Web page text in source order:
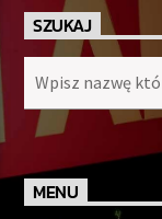
SZUKAJ
MENU